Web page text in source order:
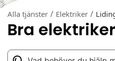
Alla tjänster / Elektriker /
Bra